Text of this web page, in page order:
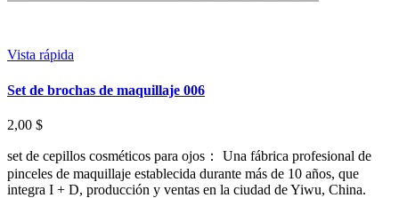
Vista rápida
Set de brochas de maquillaje 006
2,00 $
set de cepillos cosméticos para ojos： Una fábrica profesional de
pinceles de maquillaje establecida durante más de 10 años, que
integra I + D, producción y ventas en la ciudad de Yiwu, China.